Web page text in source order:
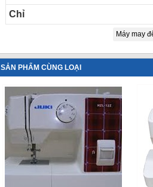
Chỉ
Máy may
SẢN PHẨM CÙNG LOẠI